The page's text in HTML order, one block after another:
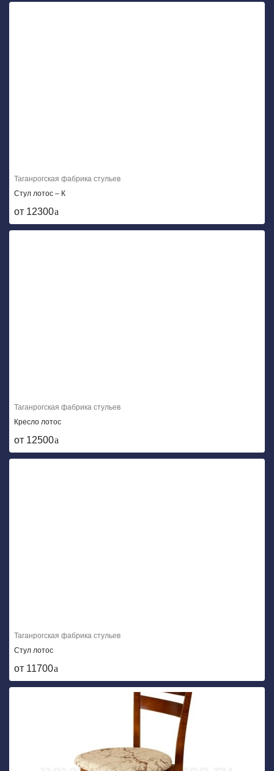
Таганрогская фабрика стульев
Стул лотос – К
от 12300
Таганрогская фабрика стульев
Кресло лотос
от 12500
Таганрогская фабрика стульев
Стул лотос
от 11700